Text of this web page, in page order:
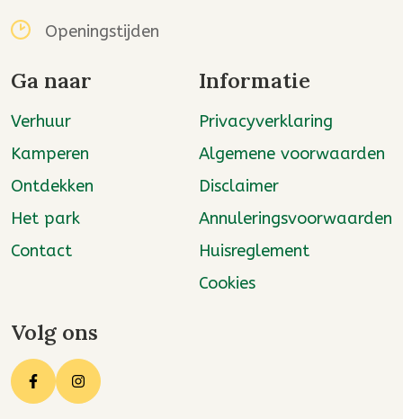
Openingstijden
Ga naar
Verhuur
Kamperen
Ontdekken
Het park
Contact
Informatie
Privacyverklaring
Algemene voorwaarden
Disclaimer
Annuleringsvoorwaarden
Huisreglement
Cookies
Volg ons